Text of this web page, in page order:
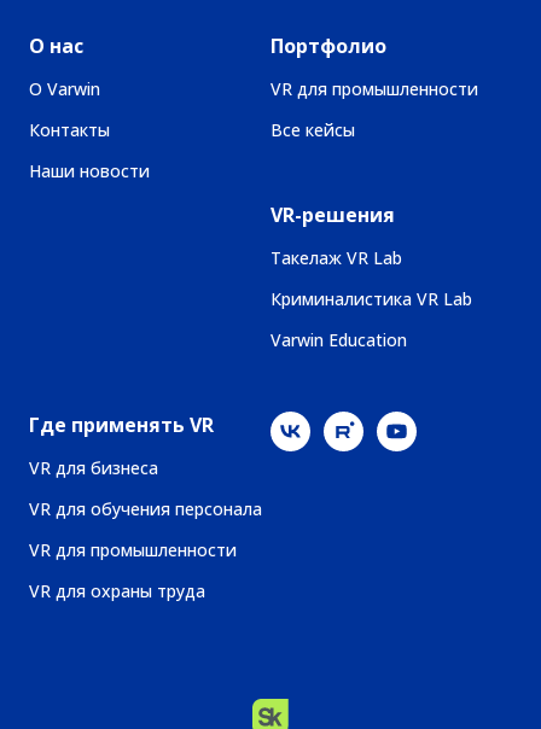
О нас
О Varwin
Контакты
Наши новости
Портфолио
VR для промышленности
Все кейсы
VR-решения
Такелаж VR Lab
Криминалистика VR Lab
Varwin Education
Где применять VR
VR для бизнеса
VR для обучения персонала
VR для промышленности
VR для охраны труда